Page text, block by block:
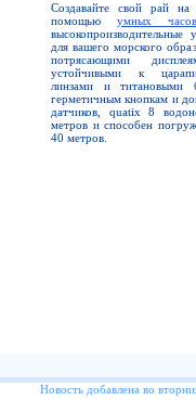
Создавайте свой рай
помощью умных
для вашего морского
потрясающими
устойчивыми к
линзами и титановыми
герметичным кнопкам и
датчиков, quatix 8
метров и способен
40 метров.
Новость добавлена во